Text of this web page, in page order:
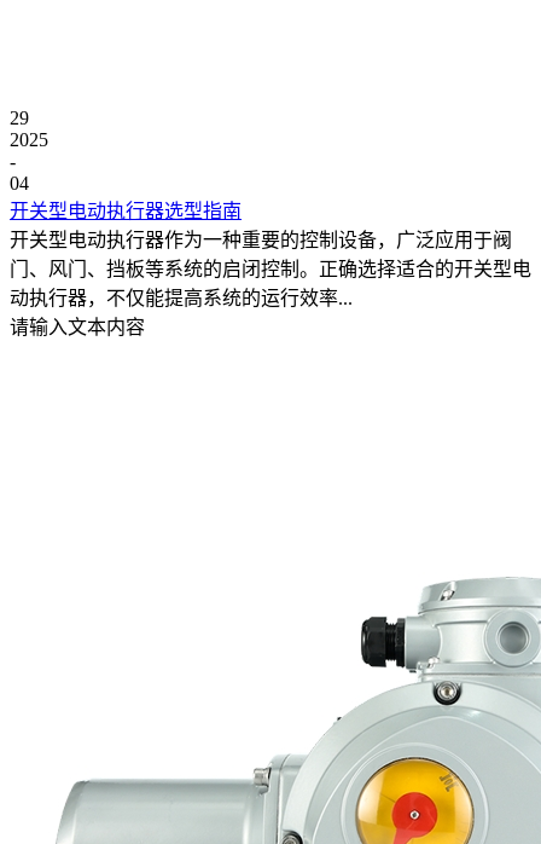
29
2025
-
04
开关型电动执行器选型指南
开关型电动执行器作为一种重要的控制设备，广泛应用于阀
门、风门、挡板等系统的启闭控制。正确选择适合的开关型电
动执行器，不仅能提高系统的运行效率...
请输入文本内容